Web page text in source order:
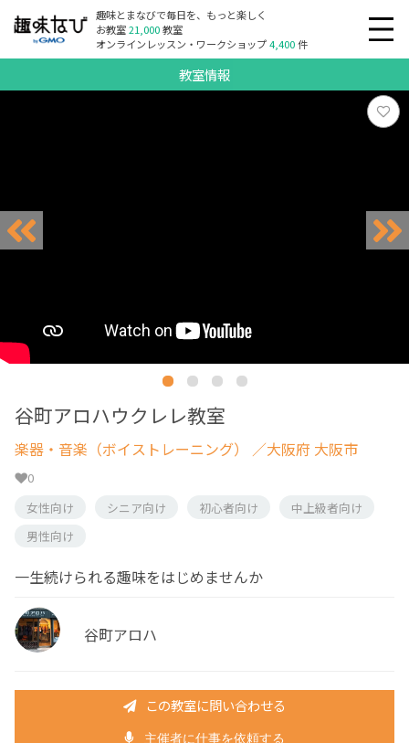
趣味とまなびで毎日を、もっと楽しく
お教室21,000教室
オンラインレッスン・ワークショップ4,400件
教室情報
谷町アロハウクレレ教室
楽器・音楽（ボイストレーニング） ／大阪府 大阪市
0
女性向け
シニア向け 初心者向け
中上級者向け
男性向け
一生続けられる趣味をはじめませんか
谷町アロハ
この教室に問い合わせる
主催者に仕事を依頼する